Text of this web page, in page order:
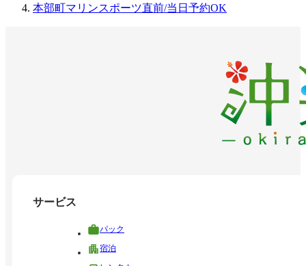
本部町マリンスポーツ直前/当日予約OK
サービス
パック
宿泊